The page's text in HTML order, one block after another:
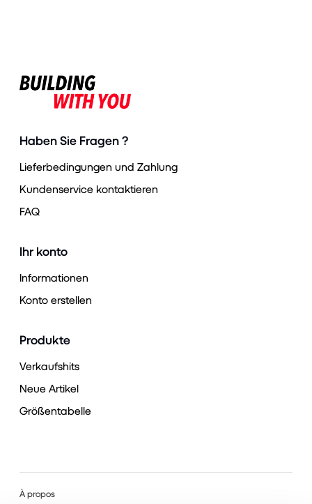
Haben Sie Fragen ?
Lieferbedingungen und Zahlung
Kundenservice kontaktieren
FAQ
Ihr konto
Informationen
Konto erstellen
Produkte
Verkaufshits
Neue Artikel
Größentabelle
À propos